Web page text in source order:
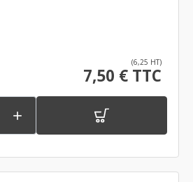
(6,25 HT)
7,50 € TTC
